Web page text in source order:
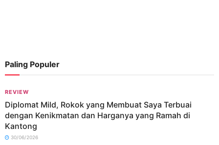
Paling Populer
REVIEW
Diplomat Mild, Rokok yang Membuat Saya Terbuai
dengan Kenikmatan dan Harganya yang Ramah di
Kantong
30/06/2026